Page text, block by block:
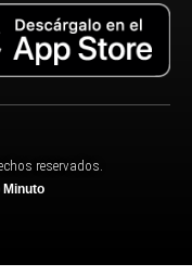
reservados.
Minuto